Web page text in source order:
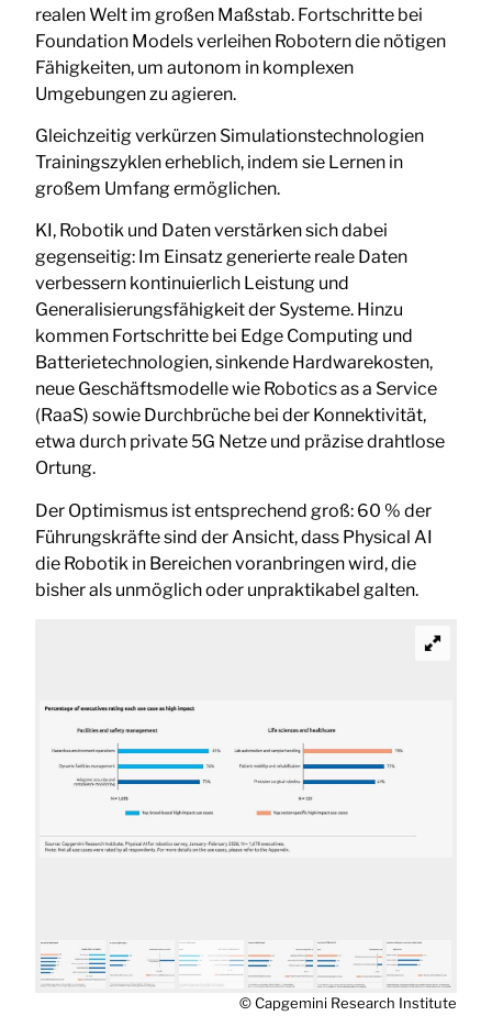
realen Welt im großen Maßstab. Fortschritte bei
Foundation Models verleihen Robotern die nötigen
Fähigkeiten, um autonom in komplexen
Umgebungen zu agieren.
Gleichzeitig verkürzen Simulationstechnologien
Trainingszyklen erheblich, indem sie Lernen in
großem Umfang ermöglichen.
KI, Robotik und Daten verstärken sich dabei
gegenseitig: Im Einsatz generierte reale Daten
verbessern kontinuierlich Leistung und
Generalisierungsfähigkeit der Systeme. Hinzu
kommen Fortschritte bei Edge Computing und
Batterietechnologien, sinkende Hardwarekosten,
neue Geschäftsmodelle wie Robotics as a Service
(RaaS) sowie Durchbrüche bei der Konnektivität,
etwa durch private 5G Netze und präzise drahtlose
Ortung.
Der Optimismus ist entsprechend groß: 60 % der
Führungskräfte sind der Ansicht, dass Physical AI
die Robotik in Bereichen voranbringen wird, die
bisher als unmöglich oder unpraktikabel galten.
© Capgemini Research Institute